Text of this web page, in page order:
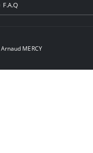
F.A.Q
Arnaud MERCY